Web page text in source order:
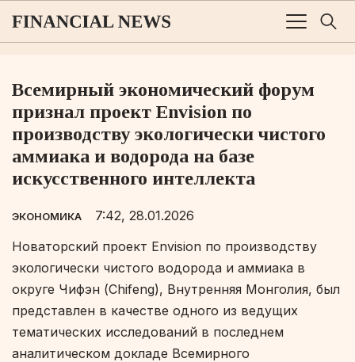
Всемирный экономический форум
признал проект Envision по
производству экологически чистого
аммиака и водорода на базе
искусственного интеллекта
ЭКОНОМИКА
7:42, 28.01.2026
Новаторский проект Envision по производству
экологически чистого водорода и аммиака в
округе Чифэн (Chifeng), Внутренняя Монголия, был
представлен в качестве одного из ведущих
тематических исследований в последнем
аналитическом докладе Всемирного